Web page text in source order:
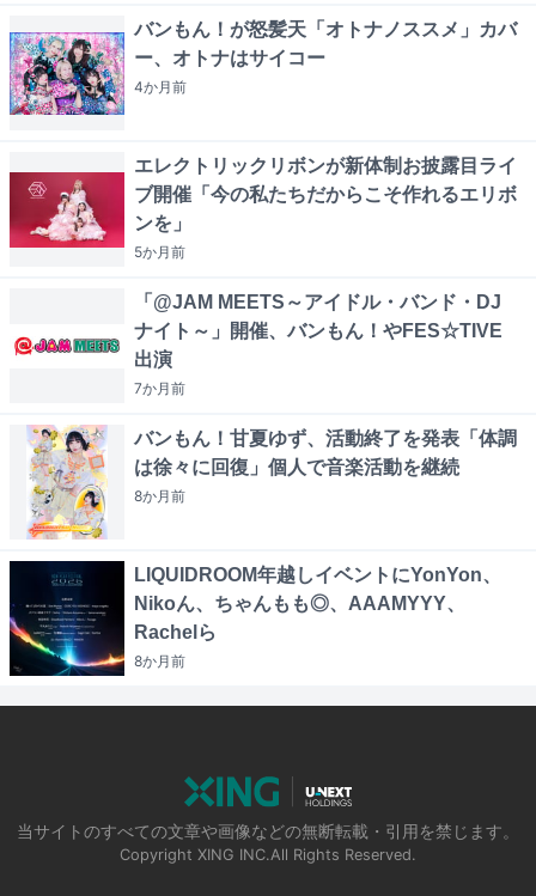
バンもん！が怒髪天「オトナノススメ」カバ
ー、オトナはサイコー
4か月前
エレクトリックリボンが新体制お披露目ライ
ブ開催「今の私たちだからこそ作れるエリボ
ンを」
5か月前
「@JAM MEETS～アイドル・バンド・DJ
ナイト～」開催、バンもん！やFES☆TIVE
出演
7か月前
バンもん！甘夏ゆず、活動終了を発表「体調
は徐々に回復」個人で音楽活動を継続
8か月前
LIQUIDROOM年越しイベントにYonYon、
Nikoん、ちゃんもも◎、AAAMYYY、
Rachelら
8か月前
当サイトのすべての文章や画像などの無断転載・引用を禁じます。
Copyright XING INC.All Rights Reserved.